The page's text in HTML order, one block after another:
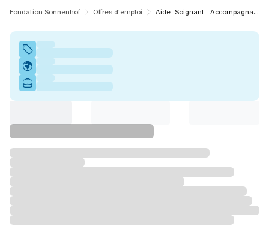
Fondation Sonnenhof Offres d'emploi Aide- Soignant - Accompagnant Educatif et Social H/F - temps complet - FAM M. DURAND